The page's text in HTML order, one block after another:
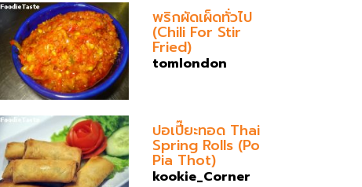
พริกผัดเผ็ดทั่วไป
(Chili For Stir
Fried)
tomlondon
ปอเปี๊ยะทอด Thai
Spring Rolls (Po
Pia Thot)
kookie_Corner